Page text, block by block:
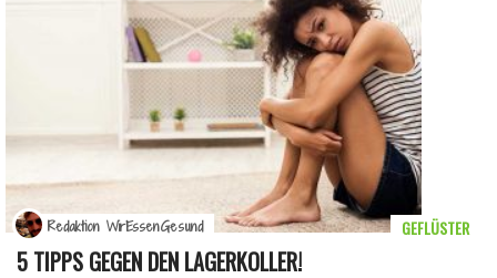
5 TIPPS GEGEN DEN LAGERKOLLER!
GEFLÜSTER
Redaktion WirEssenGesund